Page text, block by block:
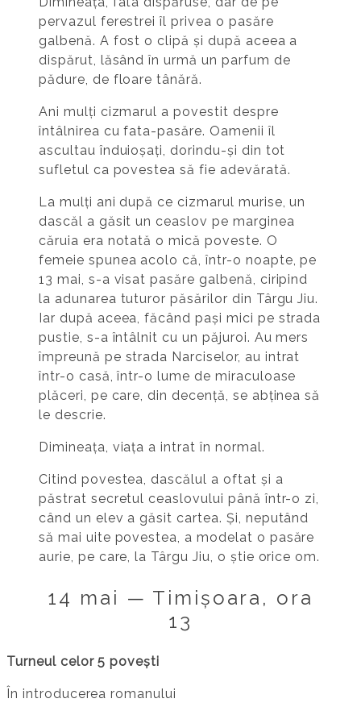
pervazul ferestrei îl privea o pasăre
galbenă. A fost o clipă și după aceea a
dispărut, lăsând în urmă un parfum de
pădure, de floare tânără.
Ani mulți cizmarul a povestit despre
întâlnirea cu fata-pasăre. Oamenii îl
ascultau înduioșați, dorindu-și din tot
sufletul ca povestea să fie adevărată.
La mulți ani după ce cizmarul murise, un
dascăl a găsit un ceaslov pe marginea
căruia era notată o mică poveste. O
femeie spunea acolo că, într-o noapte, pe
13 mai, s-a visat pasăre galbenă, ciripind
la adunarea tuturor păsărilor din Târgu Jiu.
Iar după aceea, făcând pași mici pe strada
pustie, s-a întâlnit cu un păjuroi. Au mers
împreună pe strada Narciselor, au intrat
într-o casă, într-o lume de miraculoase
plăceri, pe care, din decență, se abținea să
le descrie.
Dimineața, viața a intrat în normal.
Citind povestea, dascălul a oftat și a
păstrat secretul ceaslovului până într-o zi,
când un elev a găsit cartea. Și, neputând
să mai uite povestea, a modelat o pasăre
aurie, pe care, la Târgu Jiu, o știe orice om.
14 mai — Timișoara, ora
13
Turneul celor 5 povești
În introducerea romanului